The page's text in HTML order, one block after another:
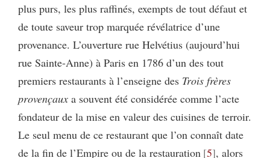
plus purs, les plus raffinés, exempts de tout défaut et
de toute saveur trop marquée révélatrice d’une
provenance. L’ouverture rue Helvétius (aujourd’hui
rue Sainte-Anne) à Paris en 1786 d’un des tout
premiers restaurants à l’enseigne des Trois frères
provençaux a souvent été considérée comme l’acte
fondateur de la mise en valeur des cuisines de terroir.
Le seul menu de ce restaurant que l’on connaît date
de la fin de l’Empire ou de la restauration 5 , alors